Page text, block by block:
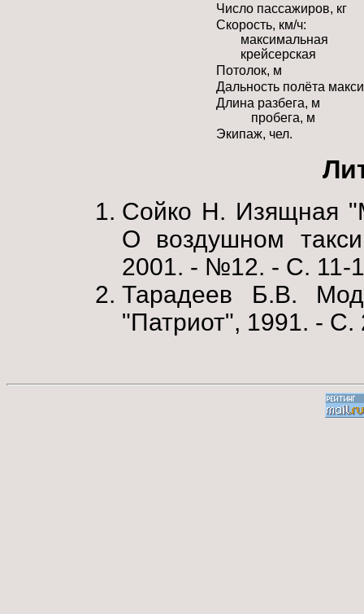
Число пассажиров, кг
Скорость, км/ч:
максимальная
крейсерская
Потолок, м
Дальность полёта
Длина разбега, м
пробега, м
Экипаж, чел.
Сойко Н. Изящная
О воздушном
2001. - №12. - С. 11-
Тарадеев Б.В.
"Патриот", 1991. - С.